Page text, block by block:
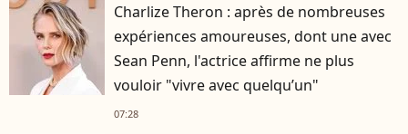
Charlize Theron : après de nombreuses
expériences amoureuses, dont une avec
Sean Penn, l'actrice affirme ne plus
vouloir "vivre avec quelqu’un"
07:28